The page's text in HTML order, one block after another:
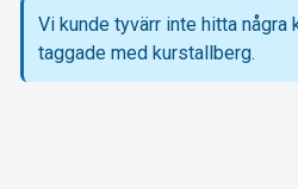
Om
Vi kunde tyvärr inte hitta några
taggade med kurstallberg.